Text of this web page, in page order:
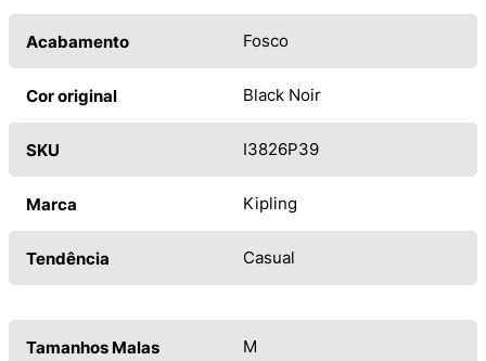
Acabamento Fosco
Cor original Black Noir
SKU I3826P39
Marca Kipling
Tendência Casual
Tamanhos Malas M